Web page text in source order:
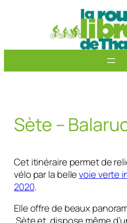
Sète –
Cet itinéraire permet de
vélo par la bellevoie verte
2020.
Elle offre de beaux